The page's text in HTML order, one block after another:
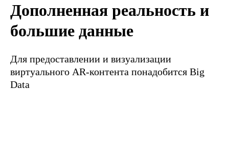
Дополненная реальность и
большие данные
Для предоставлении и визуализации
виртуального AR-контента понадобится Big
Data